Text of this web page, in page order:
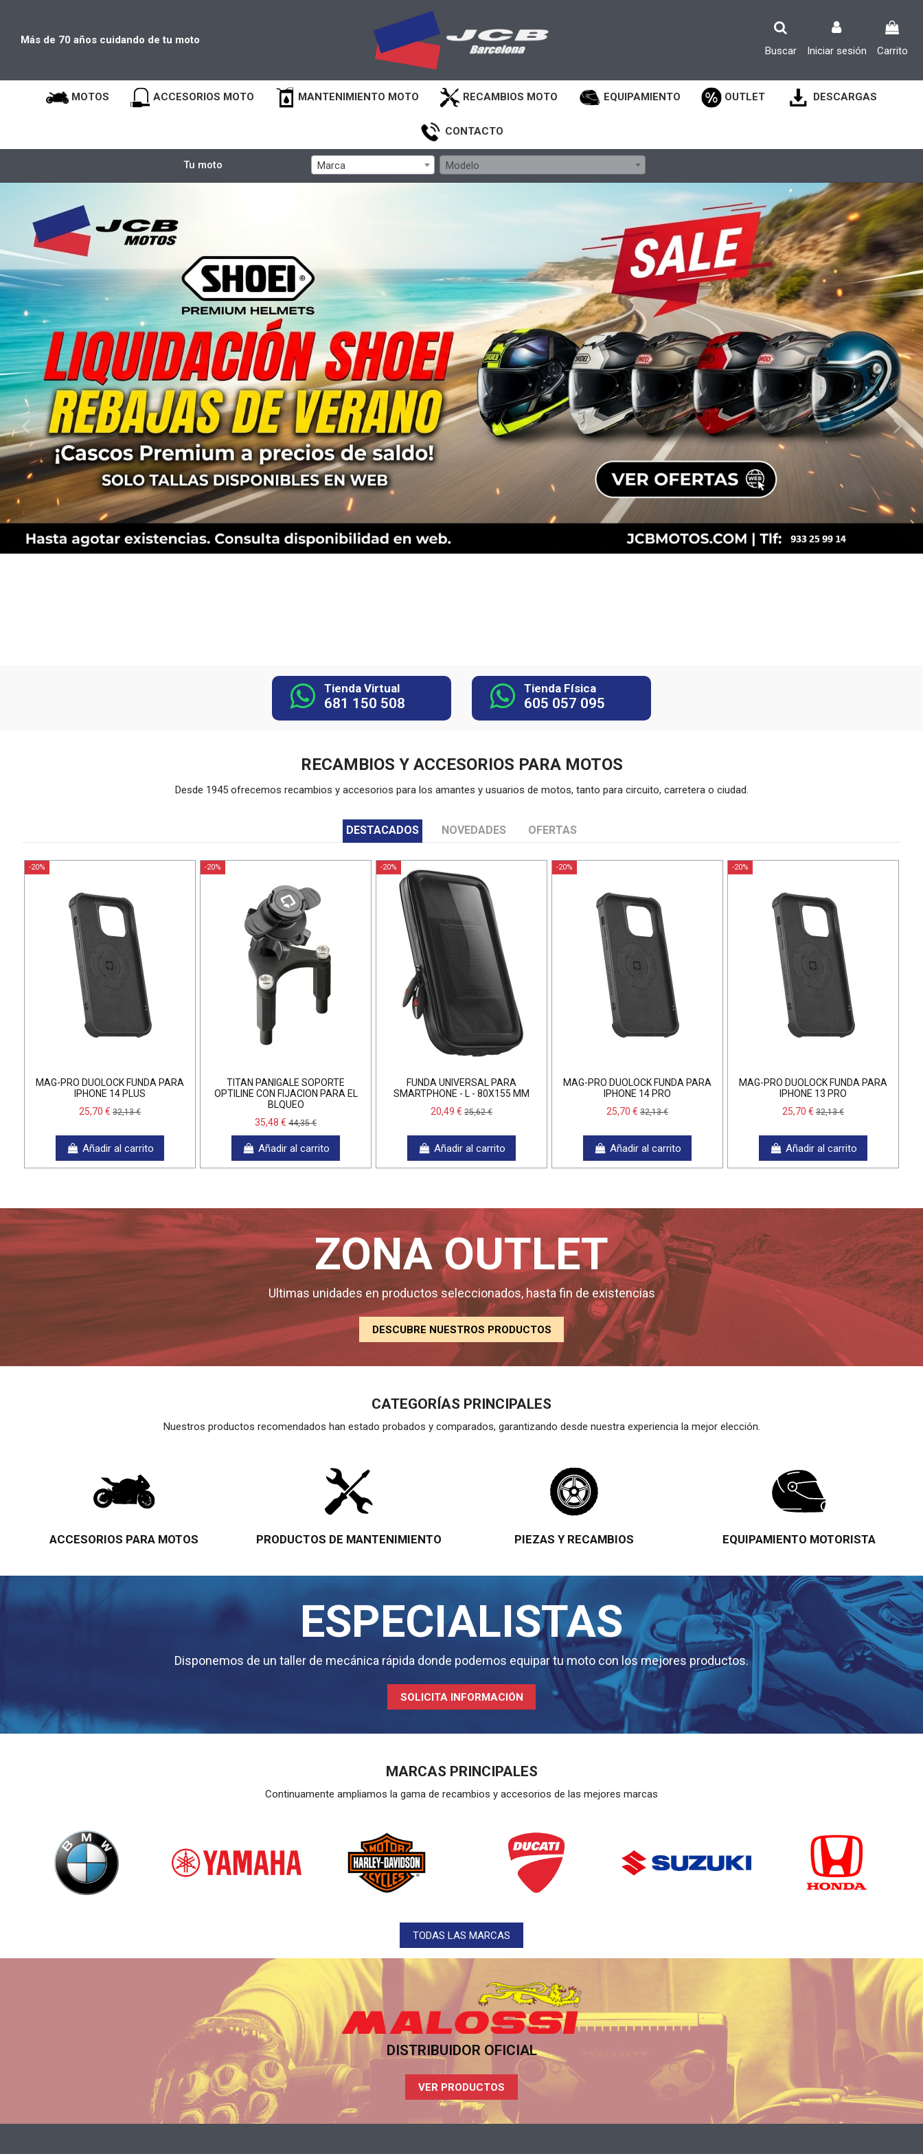
Más de 70 años cuidando de tu moto
Buscar
Iniciar sesión Carrito
MOTOS ACCESORIOS MOTO MANTENIMIENTO MOTO RECAMBIOS MOTO EQUIPAMIENTO OUTLET DESCARGAS
CONTACTO
Tu moto Marca Modelo
Tienda Virtual
681 150 508
Tienda Física
605 057 095
RECAMBIOS Y ACCESORIOS PARA MOTOS
Desde 1945 ofrecemos recambios y accesorios para los amantes y usuarios de motos, tanto para circuito, carretera o ciudad.
DESTACADOS NOVEDADES OFERTAS
-20%
MAG-PRO DUOLOCK FUNDA PARA
IPHONE 14 PLUS
25,70 € 32,13 €
Añadir al carrito
-20%
TITAN PANIGALE SOPORTE
OPTILINE CON FIJACION PARA EL
BLQUEO
35,48 € 44,35 €
Añadir al carrito
-20%
FUNDA UNIVERSAL PARA
SMARTPHONE - L - 80X155 MM
20,49 € 25,62 €
Añadir al carrito
-20%
MAG-PRO DUOLOCK FUNDA PARA
IPHONE 14 PRO
25,70 € 32,13 €
Añadir al carrito
-20%
MAG-PRO DUOLOCK FUNDA PARA
IPHONE 13 PRO
25,70 € 32,13 €
Añadir al carrito
ZONA OUTLET
Ultimas unidades en productos seleccionados, hasta fin de existencias
DESCUBRE NUESTROS PRODUCTOS
CATEGORÍAS PRINCIPALES
Nuestros productos recomendados han estado probados y comparados, garantizando desde nuestra experiencia la mejor elección.
ACCESORIOS PARA MOTOS PRODUCTOS DE MANTENIMIENTO PIEZAS Y RECAMBIOS EQUIPAMIENTO MOTORISTA
ESPECIALISTAS
Disponemos de un taller de mecánica rápida donde podemos equipar tu moto con los mejores productos.
SOLICITA INFORMACIÓN
MARCAS PRINCIPALES
Continuamente ampliamos la gama de recambios y accesorios de las mejores marcas
TODAS LAS MARCAS
DISTRIBUIDOR OFICIAL
VER PRODUCTOS